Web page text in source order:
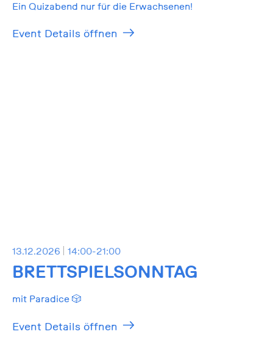
Ein Quizabend nur für die Erwachsenen!
Event Details öffnen
13.12.2026 14:00-21:00
BRETTSPIELSONNTAG
mit Paradice 🎲
Event Details öffnen